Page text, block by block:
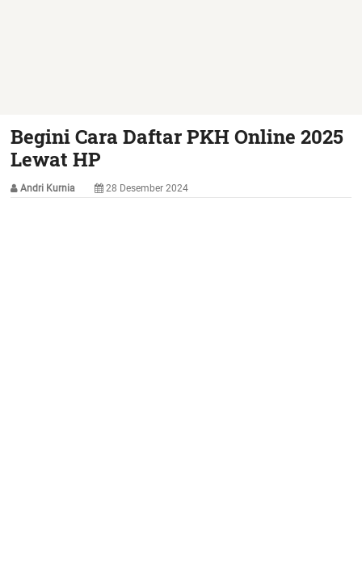
Begini Cara Daftar PKH Online 2025
Lewat HP
Andri Kurnia 28 Desember 2024